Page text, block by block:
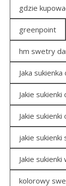
gdzie
greenpoint
hm swetry
Jaka
Jakie sukienki
Jakie sukienki
jakie sukienki
Jakie
kolorowy